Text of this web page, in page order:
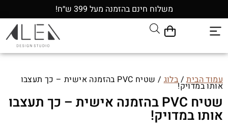
משלוח חינם בהזמנה מעל 399 ש״ח!
עמוד הבית/בלוג / שטיח PVC בהזמנה אישית – כך תעצבו
אותו במדויק!
שטיח PVC בהזמנה אישית – כך תעצבו
אותו במדויק!